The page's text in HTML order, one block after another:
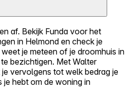
af. Bekijk Funda voor het
in Helmond en check je
je meteen of je droomhuis in
bezichtigen. Met Walter
vervolgens tot welk bedrag je
je hebt om de woning in